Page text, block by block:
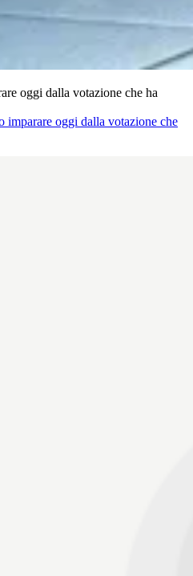
oggi dalla votazione che ha
imparare oggi dalla votazione che